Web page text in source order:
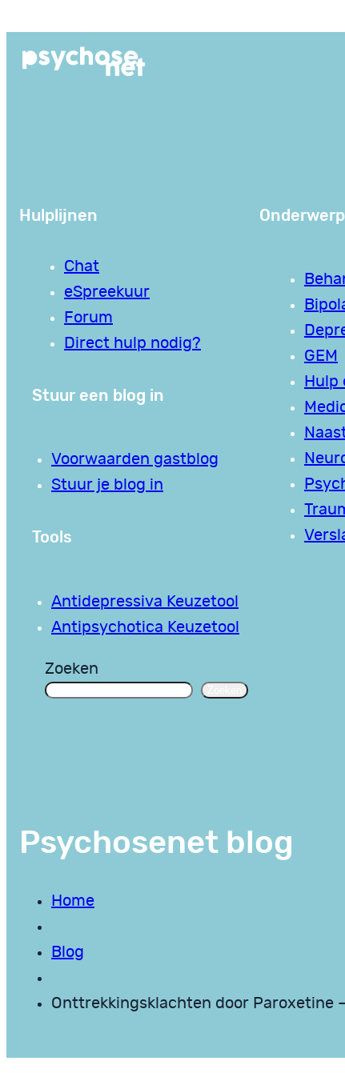
de
Hulplijnen
Chat
eSpreekuur
Forum
Direct hulp nodig?
Stuur een blog in
Voorwaarden gastblog
Stuur je blog in
Tools
Antidepressiva Keuzetool
Antipsychotica Keuzetool
GEM
Hulp
Zoeken
Psychosenet blog
Home
Blog
Onttrekkingsklachten door Paroxetine